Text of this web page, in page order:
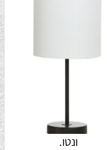
ונטו.